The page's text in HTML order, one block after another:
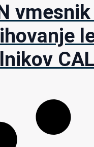
vmesnik